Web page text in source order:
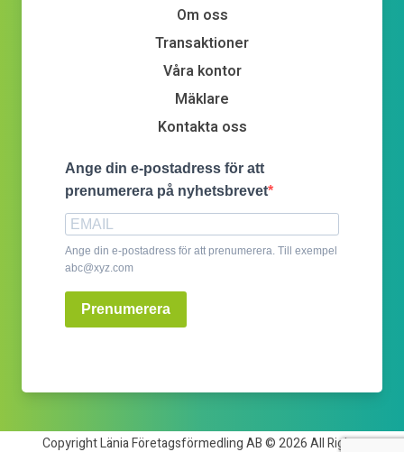
Om oss
Transaktioner
Våra kontor
Mäklare
Kontakta oss
Ange din e-postadress för att
prenumerera på nyhetsbrevet
Ange din e-postadress för att prenumerera. Till exempel
abc@xyz.com
Prenumerera
Copyright Länia Företagsförmedling AB © 2026 All Rights